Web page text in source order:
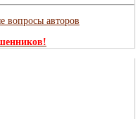
вопросы авторов